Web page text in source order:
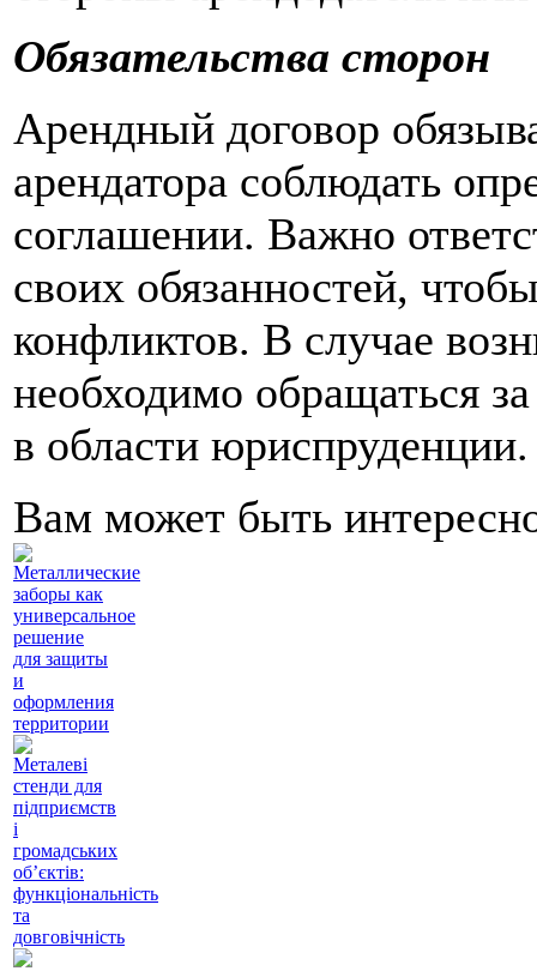
Обязательства сторон
Арендный договор
арендатора соблюдать
соглашении. Важно
своих обязанностей,
конфликтов. В случае
необходимо обращаться
в области юриспруденции.
Вам может быть
Металлические
заборы как
универсальное
решение
для защиты
и
оформления
территории
Металеві
стенди для
підприємств
і
громадських
об’єктів:
функціональність
та
довговічність